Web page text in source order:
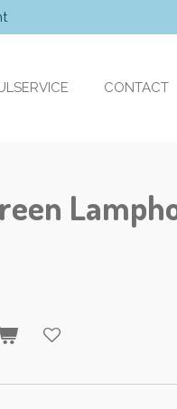
CONTACT